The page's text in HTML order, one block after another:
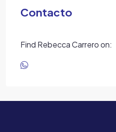
Contacto
Find Rebecca Carrero on: